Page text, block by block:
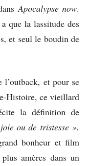
Apocalypse now.
que la lassitude des
et seul le boudin de
et pour se
Histoire, ce vieillard
la définition de
ou de tristesse ».
bonheur et film
amères dans un